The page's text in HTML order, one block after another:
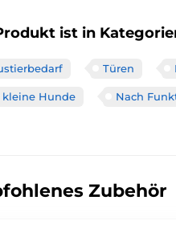
ist in
Türen
kleine Hunde Nach
Zubehör